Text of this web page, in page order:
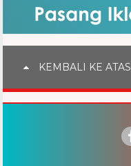
KEMBALI KE ATAS